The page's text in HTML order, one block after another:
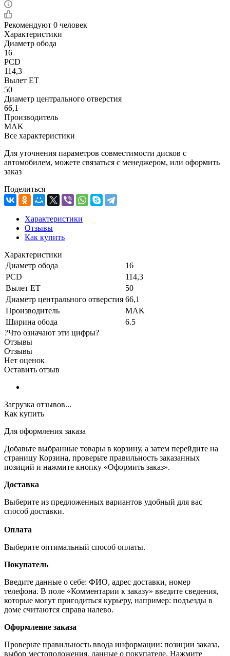
Рекомендуют 0 человек
Характеристики
Диаметр обода
16
PCD
114,3
Вылет ET
50
Диаметр центрального отверстия
66,1
Производитель
MAK
Все характеристики
Для уточнения параметров совместимости дисков с
автомобилем, можете связаться с менеджером, или оформить
заказ
Поделиться
Характеристики
Отзывы
Как купить
Характеристики
Диаметр обода
16
PCD
114,3
Вылет ET
50
Диаметр центрального отверстия 66,1
Производитель
MAK
Ширина обода
6.5
?Что означают эти цифры?
Отзывы
Отзывы
Нет оценок
Оставить отзыв
Загрузка отзывов...
Как купить
Для оформления заказа
Добавьте выбранные товары в корзину, а затем перейдите на
страницу Корзина, проверьте правильность заказанных
позиций и нажмите кнопку «Оформить заказ».
Доставка
Выберите из предложенных вариантов удобный для вас
способ доставки.
Оплата
Выберите оптимальный способ оплаты.
Покупатель
Введите данные о себе: ФИО, адрес доставки, номер
телефона. В поле «Комментарии к заказу» введите сведения,
которые могут пригодиться курьеру, например: подъезды в
доме считаются справа налево.
Оформление заказа
Проверьте правильность ввода информации: позиции заказа,
выбор местоположения, данные о покупателе. Нажмите